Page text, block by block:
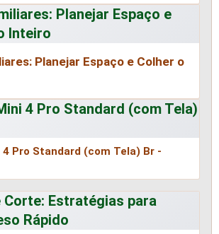
Planejar Espaço e Colher o
4 Pro Standard (com Tela) Br -